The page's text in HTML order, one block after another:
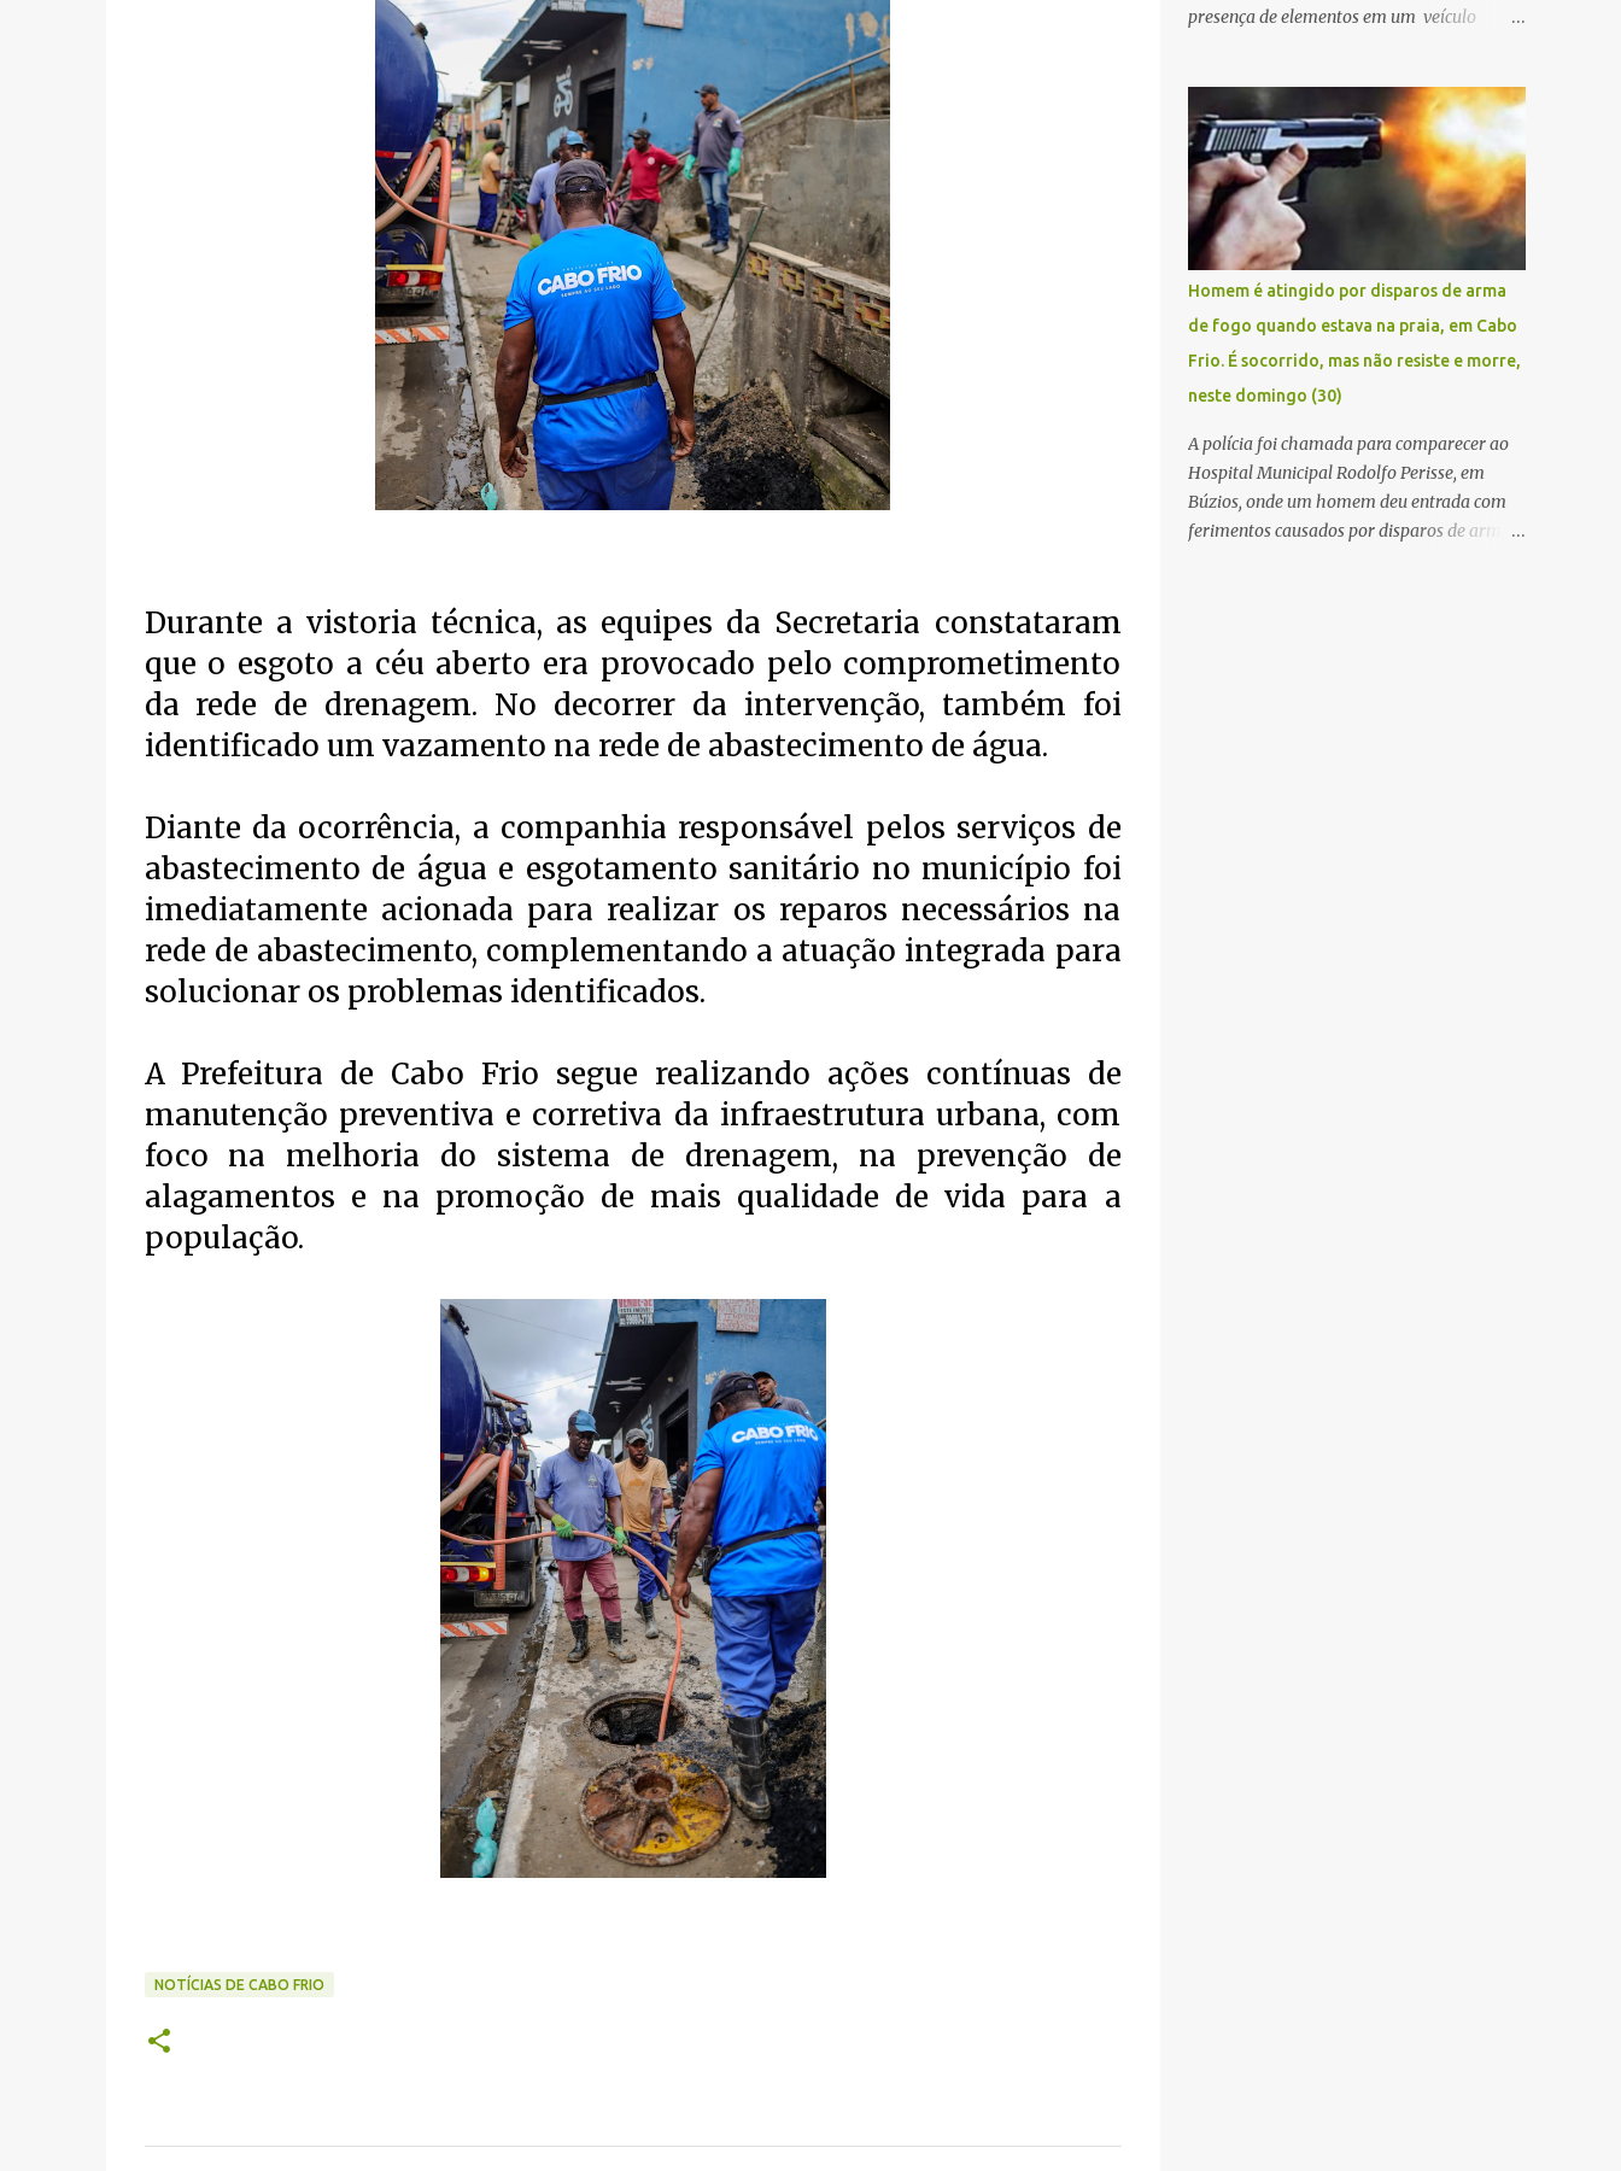
Durante a vistoria técnica, as equipes da Secretaria constataram
que o esgoto a céu aberto era provocado pelo comprometimento
da rede de drenagem. No decorrer da intervenção, também foi
identificado um vazamento na rede de abastecimento de água.
Diante da ocorrência, a companhia responsável pelos serviços de
abastecimento de água e esgotamento sanitário no município foi
imediatamente acionada para realizar os reparos necessários na
rede de abastecimento, complementando a atuação integrada para
solucionar os problemas identificados.
A Prefeitura de Cabo Frio segue realizando ações contínuas de
manutenção preventiva e corretiva da infraestrutura urbana, com
foco na melhoria do sistema de drenagem, na prevenção de
alagamentos e na promoção de mais qualidade de vida para a
população.
NOTÍCIAS DE CABO FRIO
presença de elementos em um veículo
Búzios, na manhã de sexta feira (05). De
posse da placa do carro, a equipe da Civil
conseguiu aborda los na Estrada de Guriri
quanto tentavam fugir da cidade Buziana.
Um dos detidos é policial civil e este foi
baleado na perna na troca de tiros . Na
ocorrência, três armas, pistolas e uma
réplica de fuzil, foram apreendidas. O
homem baleado foi identificado como
Claudio Bastos, conhecido no meio político.
Homem é atingido por disparos de arma
de fogo quando estava na praia, em Cabo
Frio. É socorrido, mas não resiste e morre,
neste domingo (30)
A polícia foi chamada para comparecer ao
Hospital Municipal Rodolfo Perisse, em
Búzios, onde um homem deu entrada com
ferimentos causados por disparos de arma